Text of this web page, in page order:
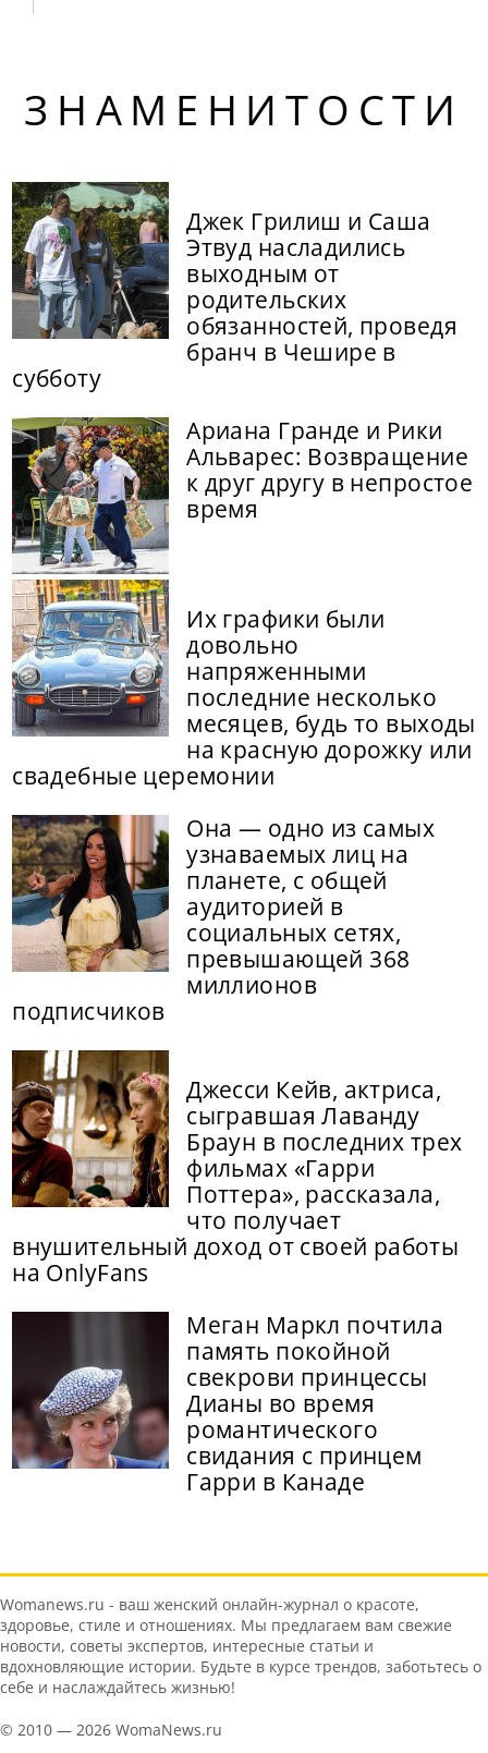
ЗНАМЕНИТОСТИ
Джек Грилиш и Саша
Этвуд насладились
выходным от
родительских
обязанностей, проведя
бранч в Чешире в
субботу
Ариана Гранде и Рики
Альварес: Возвращение
к друг другу в непростое
время
Их графики были
довольно
напряженными
последние несколько
месяцев, будь то выходы
на красную дорожку или
свадебные церемонии
Она — одно из самых
узнаваемых лиц на
планете, с общей
аудиторией в
социальных сетях,
превышающей 368
миллионов
подписчиков
Джесси Кейв, актриса,
сыгравшая Лаванду
Браун в последних трех
фильмах «Гарри
Поттера», рассказала,
что получает
внушительный доход от своей работы
на OnlyFans
Меган Маркл почтила
память покойной
свекрови принцессы
Дианы во время
романтического
свидания с принцем
Гарри в Канаде
Womanews.ru - ваш женский онлайн-журнал о красоте,
здоровье, стиле и отношениях. Мы предлагаем вам свежие
новости, советы экспертов, интересные статьи и
вдохновляющие истории. Будьте в курсе трендов, заботьтесь о
себе и наслаждайтесь жизнью!
© 2010 — 2026 WomaNews.ru